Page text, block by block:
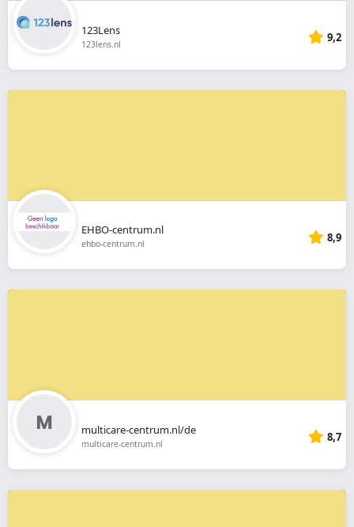
123Lens
123lens.nl 9,2
EHBO-centrum.nl
ehbo-centrum.nl 8,9
multicare-centrum.nl/de
multicare-centrum.nl 8,7